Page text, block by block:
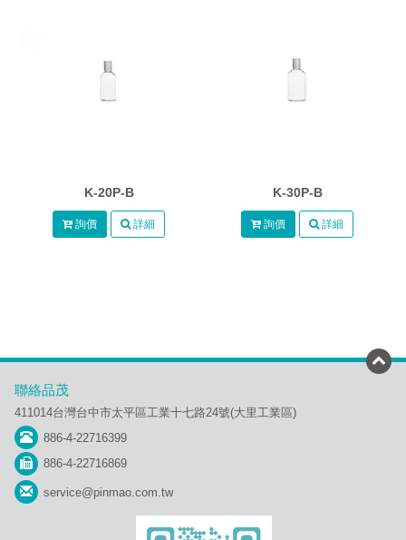
K-20P-B
詢價 詳細
K-30P-B
詢價 詳細
聯絡品茂
411014台灣台中市太平區工業十七路24號(大里工業區)
886-4-22716399
886-4-22716869
service@pinmao.com.tw